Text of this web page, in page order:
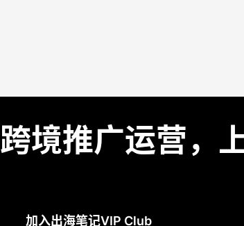
跨境推广运营，
加入出海笔记VIP Club